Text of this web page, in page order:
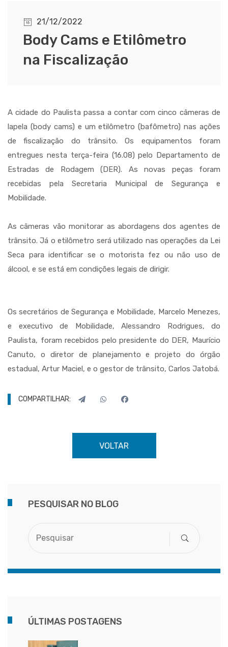
21/12/2022
Body Cams e Etilômetro
na Fiscalização
A cidade do Paulista passa a contar com cinco câmeras de
lapela (body cams) e um etilômetro (bafômetro) nas ações
de fiscalização do trânsito. Os equipamentos foram
entregues nesta terça-feira (16.08) pelo Departamento de
Estradas de Rodagem (DER). As novas peças foram
recebidas pela Secretaria Municipal de Segurança e
Mobilidade.
As câmeras vão monitorar as abordagens dos agentes de
trânsito. Já o etilômetro será utilizado nas operações da Lei
Seca para identificar se o motorista fez ou não uso de
álcool, e se está em condições legais de dirigir.
Os secretários de Segurança e Mobilidade, Marcelo Menezes,
e executivo de Mobilidade, Alessandro Rodrigues, do
Paulista, foram recebidos pelo presidente do DER, Maurício
Canuto, o diretor de planejamento e projeto do órgão
estadual, Artur Maciel, e o gestor de trânsito, Carlos Jatobá.
COMPARTILHAR:
VOLTAR
PESQUISAR NO BLOG
ÚLTIMAS POSTAGENS